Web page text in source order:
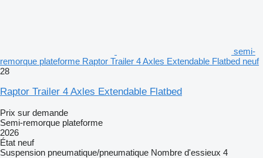
semi-
remorque plateforme Raptor Trailer 4 Axles Extendable Flatbed neuf
28
Raptor Trailer 4 Axles Extendable Flatbed
Prix sur demande
Semi-remorque plateforme
2026
État neuf
Suspension pneumatique/pneumatique Nombre d'essieux 4